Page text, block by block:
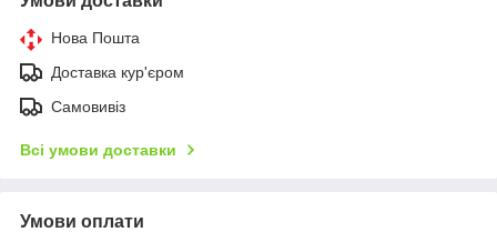
Нова Пошта
Доставка кур'єром
Самовивіз
Всі умови доставки
Умови оплати